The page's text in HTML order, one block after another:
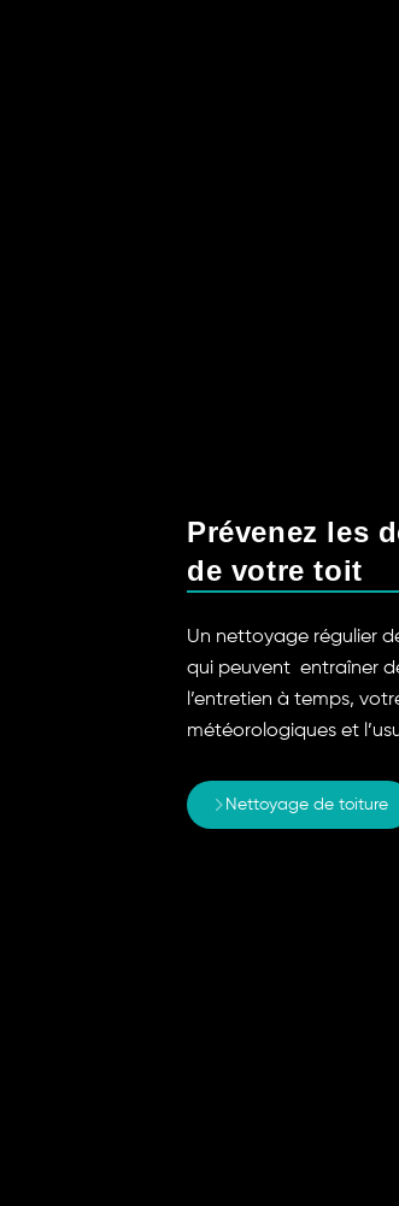
Prévenez les
de votre toit
Un nettoyage régulier
qui peuvent entraîner
l’entretien à temps,
météorologiques et
Nettoyage de toiture